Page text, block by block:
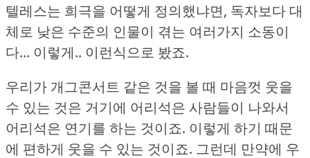
텔레스는 희극을 어떻게 정의했냐면, 독자보다 대
체로 낮은 수준의 인물이 겪는 여러가지 소동이
다... 이렇게.. 이런식으로 봤죠.
우리가 개그콘서트 같은 것을 볼 때 마음껏 웃을
수 있는 것은 거기에 어리석은 사람들이 나와서
어리석은 연기를 하는 것이죠. 이렇게 하기 때문
에 편하게 웃을 수 있는 것이죠. 그런데 만약에 우